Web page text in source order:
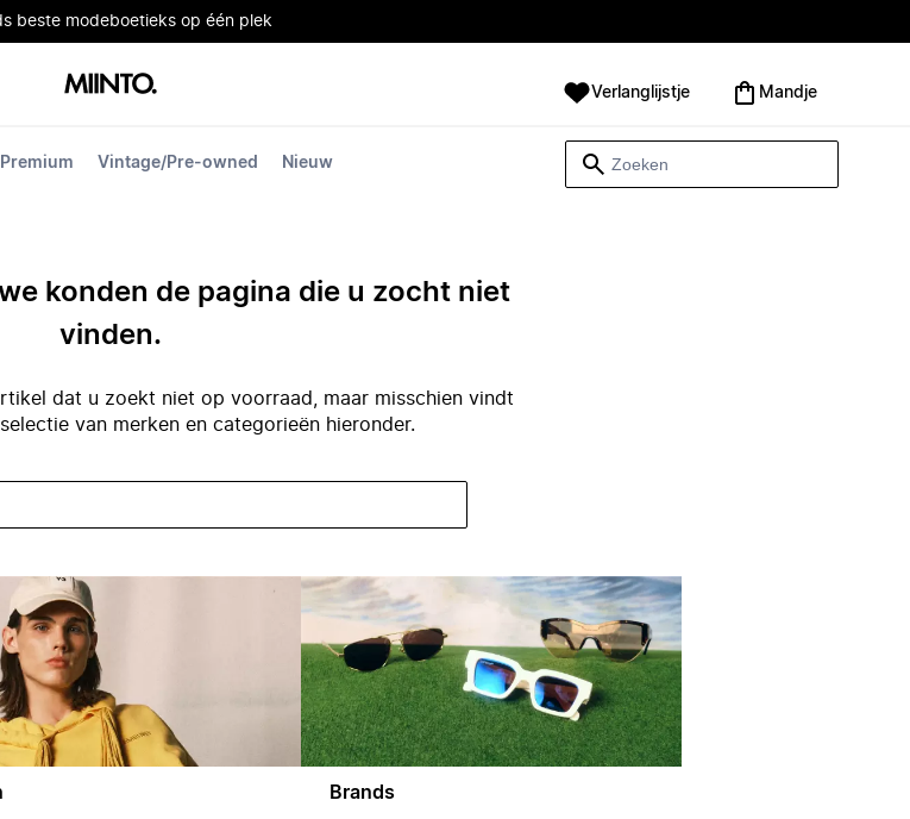
beste modeboetieks op één plek
Premium Vintage/Pre-owned Nieuw
Verlanglijstje Mandje
konden de pagina die u zocht niet
vinden.
dat u zoekt niet op voorraad, maar misschien vindt
van merken en categorieën hieronder.
Brands